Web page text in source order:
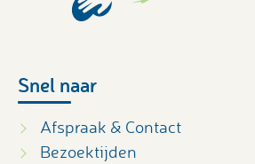
Snel naar
Afspraak & Contact
Bezoektijden